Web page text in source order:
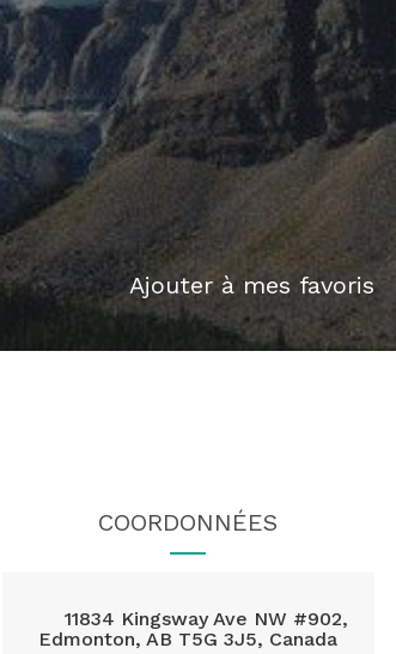
Ajouter à mes favoris
COORDONNÉES
11834 Kingsway Ave NW #902,
Edmonton, AB T5G 3J5, Canada